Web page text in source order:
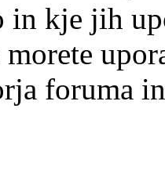
in kje jih
morete
foruma